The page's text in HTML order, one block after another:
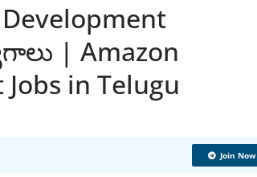
| Amazon
in Telugu
Join Now